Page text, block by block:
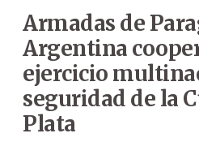
Armadas de
Argentina
ejercicio
seguridad de la
Plata